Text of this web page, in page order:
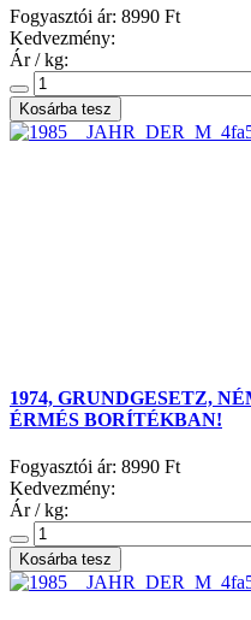
Fogyasztói ár: 8990 Ft
Kedvezmény:
Ár / kg:
1974, GRUNDGESETZ,
ÉRMÉS BORÍTÉKBAN!
Fogyasztói ár: 8990 Ft
Kedvezmény:
Ár / kg: